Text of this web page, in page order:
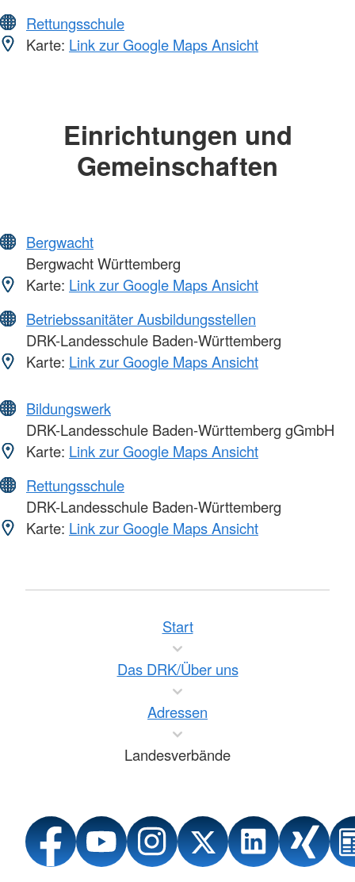
Rettungsschule
Karte: Link zur Google Maps Ansicht
Einrichtungen und
Gemeinschaften
Bergwacht
Bergwacht Württemberg
Karte: Link zur Google Maps Ansicht
Betriebssanitäter Ausbildungsstellen
DRK-Landesschule Baden-Württemberg
Karte: Link zur Google Maps Ansicht
Bildungswerk
DRK-Landesschule Baden-Württemberg gGmbH
Karte: Link zur Google Maps Ansicht
Rettungsschule
DRK-Landesschule Baden-Württemberg
Karte: Link zur Google Maps Ansicht
Start
Das DRK/Über uns
Adressen
Landesverbände